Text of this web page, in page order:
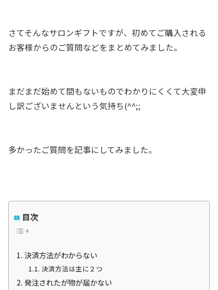
さてそんなサロンギフトですが、 初めてご購入される
お客様からのご質問などをまとめてみました。
まだまだ始めて間もないものでわかりにくくて大変申
し訳ございませんという気持ち(^^;;
多かったご質問を記事にしてみました。
目次
決済方法がわからない
決済方法は主に２つ
発注されたが物が届かない